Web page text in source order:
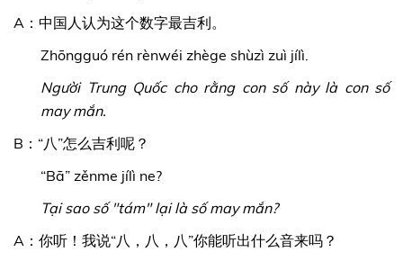
A：中国人认为这个数字最吉利。
Zhōngguó rén rènwéi zhège shùzì zuì jílì.
Người Trung Quốc cho rằng con số này là con số
may mắn.
B：“八”怎么吉利呢？
“Bā” zěnme jílì ne?
Tại sao số "tám" lại là số may mắn?
A：你听！我说“八，八，八”你能听出什么音来吗？